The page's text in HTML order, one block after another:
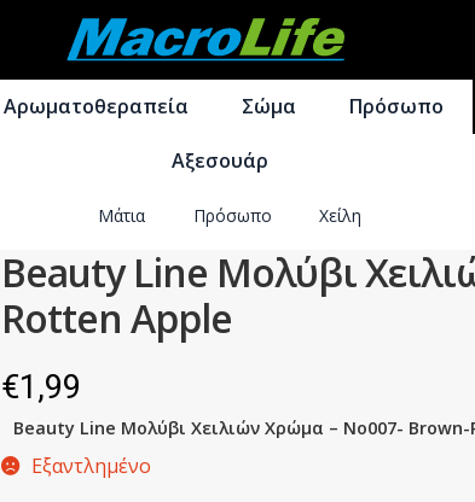
Απευθείας
μετάβαση
στην
Μετάβαση
σε
περιεχόμενο
Αρωματοθεραπεία Σώμα Πρόσωπο
Μάτια Πρόσωπο Χείλη
Αξεσουάρ
Beauty Line Μολύβι
Rotten Apple
€1,99
Beauty Line Μολύβι Χειλιών Χρώμα – No007-
Εξαντλημένο